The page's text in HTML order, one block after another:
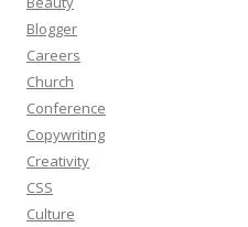
Blogger
Careers
Church
Conference
Copywriting
Creativity
CSS
Culture